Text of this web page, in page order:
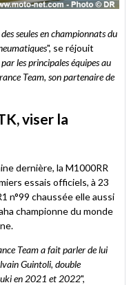
seules en championnats du
", se réjouit
les principales équipes au
Team, son partenaire de
viser la
dernière, la M1000RR
essais officiels, à 23
n°99 chaussée elle aussi
championne du monde
Team a fait parler de lui
Guintoli, double
en 2021 et 2022",